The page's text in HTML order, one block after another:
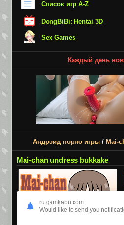
Список игр A-Z
DongBiBi: Hentai 3D
Sex Games
Каждый день
Андроид порно игры / Mai-
Mai-chan undress bukkake
ru.gamkabu.com
Would like to send you